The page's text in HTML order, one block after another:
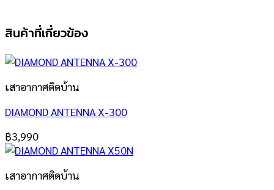
สินค้าที่เกี่ยวข้อง
เสาอากาศติดบ้าน
DIAMOND ANTENNA X-300
฿3,990
เสาอากาศติดบ้าน